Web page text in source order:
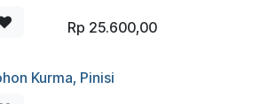
Rp 25.600,00
Kurma, Pinisi